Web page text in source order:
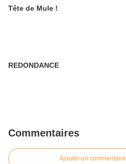
Tête de Mule !
REDONDANCE
Commentaires
Ajouter un commentaire